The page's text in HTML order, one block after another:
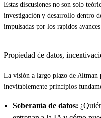
Estas discusiones no son solo
investigación y desarrollo dentro
impulsadas por los rápidos
Propiedad de datos,
La visión a largo plazo de Altman
inevitablemente principios
Soberanía de datos: